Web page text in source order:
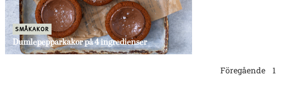
SMÅKAKOR
Dumlepepparkakor på 4 ingredienser
Föregående 1